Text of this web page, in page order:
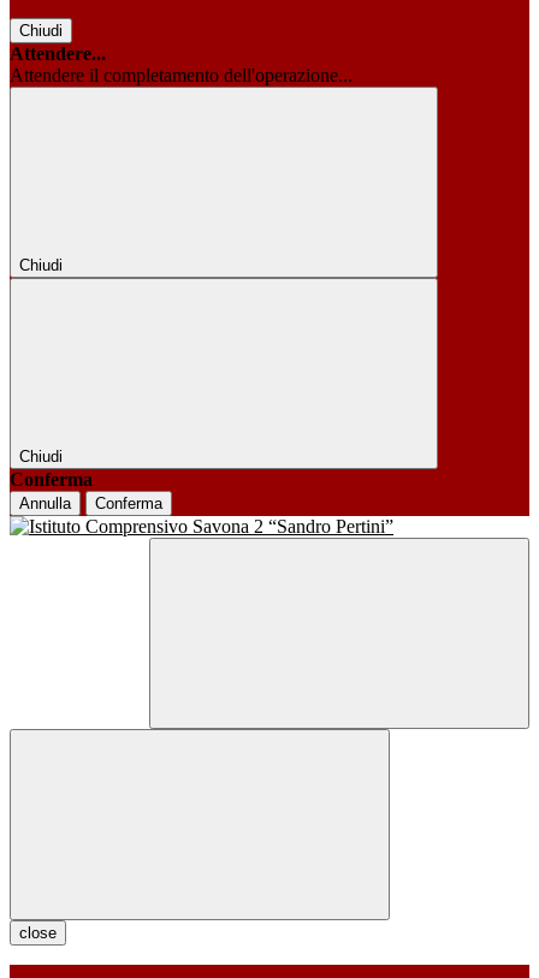
Chiudi
Attendere...
Attendere il completamento dell'operazione...
Chiudi
Chiudi
Conferma
Annulla Conferma
close